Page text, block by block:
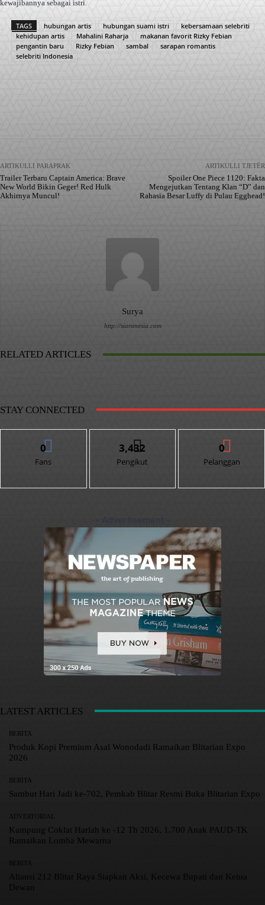
kewajibannya sebagai istri.
TAGS hubungan artis hubungan suami istri
kebersamaan selebriti
kehidupan artis
Mahalini Raharja
makanan favorit Rizky Febian
pengantin baru
Rizky Febian sambal
sarapan romantis
selebriti Indonesia
ARTIKULLI PARAPRAK
Trailer Terbaru Captain America: Brave
New World Bikin Geger! Red Hulk
Akhirnya Muncul!
ARTIKULLI TJETËR
Spoiler One Piece 1120: Fakta
Mengejutkan Tentang Klan “D” dan
Rahasia Besar Luffy di Pulau Egghead!
Surya
http://siaranesia.com
RELATED ARTICLES
STAY CONNECTED
0
Fans
3,432
Pengikut
0
Pelanggan
LATEST ARTICLES
BERITA
Produk Kopi Premium Asal Wonodadi Ramaikan Blitarian Expo
2026
BERITA
Sambut Hari Jadi ke-702, Pemkab Blitar Resmi Buka Blitarian Expo
ADVERTORIAL
Kampung Coklat Harlah ke -12 Th 2026, 1.700 Anak PAUD-TK
Ramaikan Lomba Mewarna
BERITA
Aliansi 212 Blitar Raya Siapkan Aksi, Kecewa Bupati dan Ketua
Dewan